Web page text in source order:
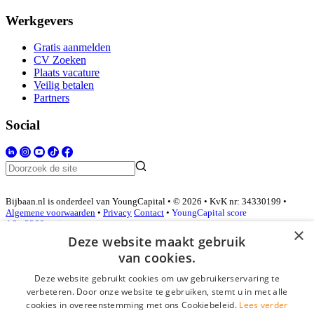
Werkgevers
Gratis aanmelden
CV Zoeken
Plaats vacature
Veilig betalen
Partners
Social
Bijbaan.nl is onderdeel van YoungCapital • © 2026 • KvK nr: 34330199 •
Algemene voorwaarden • Privacy Contact • YoungCapital score
4.3 - 3366 reviews
Inloggen als bedrijf
*
×
Deze website maakt gebruik
van cookies.
Deze website gebruikt cookies om uw gebruikerservaring te
verbeteren. Door onze website te gebruiken, stemt u in met alle
cookies in overeenstemming met ons Cookiebeleid. Lees verder